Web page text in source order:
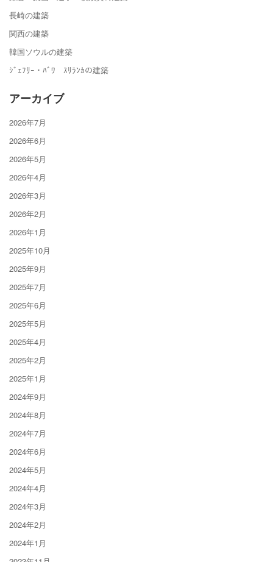
長崎の建築
関西の建築
韓国ソウルの建築
ｼﾞｪﾌﾘｰ・ﾊﾞﾜ ｽﾘﾗﾝｶの建築
アーカイブ
2026年7月
2026年6月
2026年5月
2026年4月
2026年3月
2026年2月
2026年1月
2025年10月
2025年9月
2025年7月
2025年6月
2025年5月
2025年4月
2025年2月
2025年1月
2024年9月
2024年8月
2024年7月
2024年6月
2024年5月
2024年4月
2024年3月
2024年2月
2024年1月